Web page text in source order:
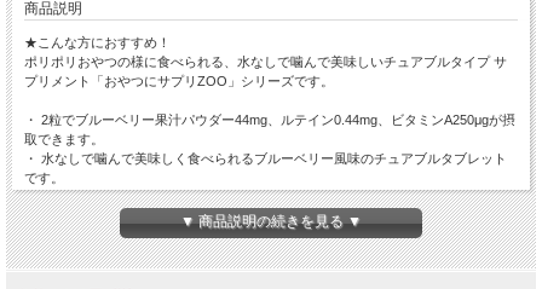
商品説明
★こんな方におすすめ！
ポリポリおやつの様に食べられる、水なしで噛んで美味しいチュアブルタイプ サ
プリメント「おやつにサプリZOO」シリーズです。
・ 2粒でブルーベリー果汁パウダー44mg、ルテイン0.44mg、ビタミンA250μgが摂
取できます。
・ 水なしで噛んで美味しく食べられるブルーベリー風味のチュアブルタブレット
です。
【原材料】
ぶどう糖、麦芽糖、でん粉、マルトデキストリン、ブルーベリー果汁パウダー、ク
▼ 商品説明の続きを見る ▼